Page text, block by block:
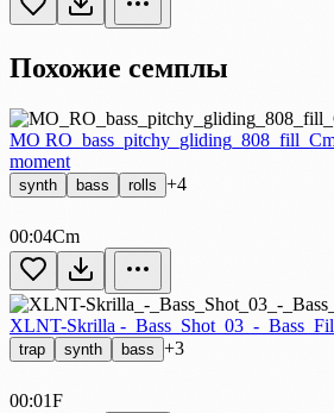
Похожие семплы
MO
moment
synth bass rolls +4
00:04Cm
XLNT-Skrilla -_Bass_Shot_03_-
trap synth bass +3
00:01F